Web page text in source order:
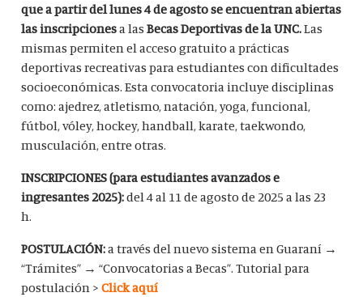
que a partir del lunes 4 de agosto se encuentran abiertas
las inscripcionesa lasBecas Deportivas de la UNC.Las
mismas permiten el acceso gratuito a prácticas
deportivas recreativas para estudiantes con dificultades
socioeconómicas. Esta convocatoria incluye disciplinas
como: ajedrez, atletismo, natación, yoga, funcional,
fútbol, vóley, hockey, handball, karate, taekwondo,
musculación, entre otras.
INSCRIPCIONES (para estudiantes avanzados e
ingresantes 2025):del 4 al 11 de agosto de 2025 a las 23
h.
POSTULACIÓN:a través del nuevo sistema en Guaraní →
“Trámites” → “Convocatorias a Becas”. Tutorial para
postulación >Click aquí